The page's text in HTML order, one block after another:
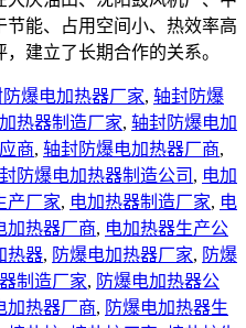
能、占用空间小、热效率高
建立了长期合作的关系。
爆电加热器厂家, 轴封防爆
热器制造厂家, 轴封防爆电加
商, 轴封防爆电加热器厂商,
防爆电加热器制造公司 , 电加
产厂家, 电加热器制造厂家, 电
加热器厂商, 电加热器生产公
热器, 防爆电加热器厂家, 防爆
制造厂家, 防爆电加热器公
加热器厂商, 防爆电加热器生